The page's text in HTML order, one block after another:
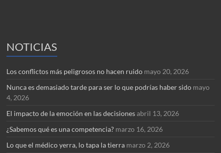
NOTICIAS
Los conflictos más peligrosos no hacen ruido mayo 20, 2026
Nunca es demasiado tarde para ser lo que podrías haber sido mayo
4, 2026
El impacto de la emoción en las decisiones abril 13, 2026
¿Sabemos qué es una competencia? marzo 16, 2026
Lo que el médico yerra, lo tapa la tierra marzo 2, 2026